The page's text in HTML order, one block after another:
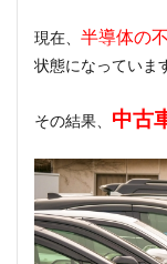
現在、 半導体の
状態になっていま
その結果、 中古